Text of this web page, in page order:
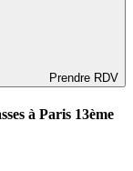
Prendre RDV
à Paris 13ème